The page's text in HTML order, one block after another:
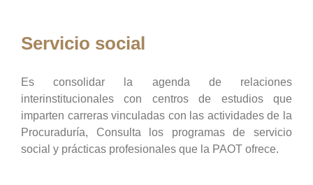
Servicio social
Es consolidar la agenda de relaciones
interinstitucionales con centros de estudios que
imparten carreras vinculadas con las actividades de la
Procuraduría, Consulta los programas de servicio
social y prácticas profesionales que la PAOT ofrece.